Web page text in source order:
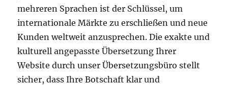
mehreren Sprachen ist der Schlüssel, um
internationale Märkte zu erschließen und neue
Kunden weltweit anzusprechen. Die exakte und
kulturell angepasste Übersetzung Ihrer
Website durch unser Übersetzungsbüro stellt
sicher, dass Ihre Botschaft klar und